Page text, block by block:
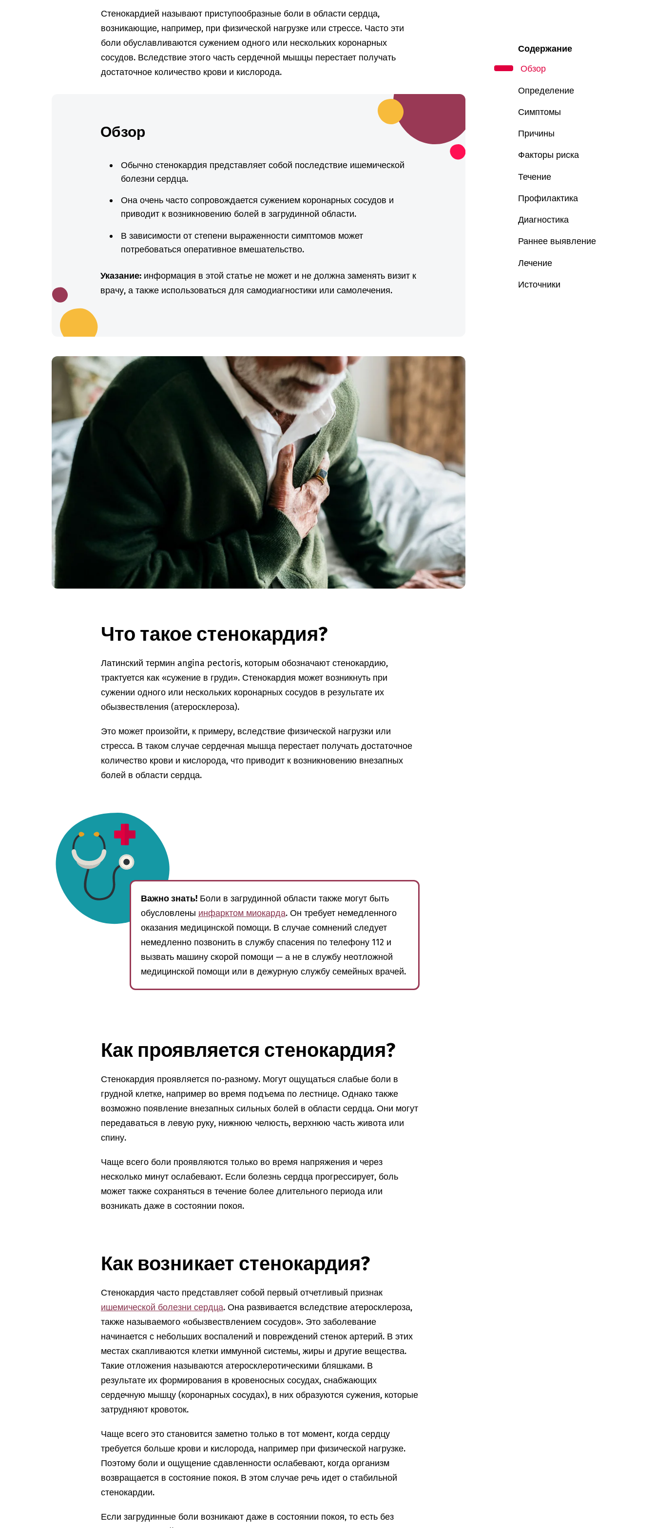
Содержание
Обзор
Определение
Симптомы
Причины
Факторы риска
Течение
Профилактика
Диагностика
Раннее выявление
Лечение
Источники
Стенокардией называют приступообразные боли в области сердца,
возникающие, например, при физической нагрузке или стрессе. Часто эти
боли обуславливаются сужением одного или нескольких коронарных
сосудов. Вследствие этого часть сердечной мышцы перестает получать
достаточное количество крови и кислорода.
Обзор
Обычно стенокардия представляет собой последствие ишемической
болезни сердца.
Она очень часто сопровождается сужением коронарных сосудов и
приводит к возникновению болей в загрудинной области.
В зависимости от степени выраженности симптомов может
потребоваться оперативное вмешательство.
Указание: информация в этой статье не может и не должна заменять визит к
врачу, а также использоваться для самодиагностики или самолечения.
Что такое стенокардия?
Латинский термин angina pectoris, которым обозначают стенокардию,
трактуется как «сужение в груди». Стенокардия может возникнуть при
сужении одного или нескольких коронарных сосудов в результате их
обызвествления (атеросклероза).
Это может произойти, к примеру, вследствие физической нагрузки или
стресса. В таком случае сердечная мышца перестает получать достаточное
количество крови и кислорода, что приводит к возникновению внезапных
болей в области сердца.
Важно знать!Боли в загрудинной области также могут быть
обусловлены инфарктом миокарда. Он требует немедленного
оказания медицинской помощи. В случае сомнений следует
немедленно позвонить в службу спасения по телефону 112 и
вызвать машину скорой помощи — а не в службу неотложной
медицинской помощи или в дежурную службу семейных врачей.
Как проявляется стенокардия?
Стенокардия проявляется по-разному. Могут ощущаться слабые боли в
грудной клетке, например во время подъема по лестнице. Однако также
возможно появление внезапных сильных болей в области сердца. Они могут
передаваться в левую руку, нижнюю челюсть, верхнюю часть живота или
спину.
Чаще всего боли проявляются только во время напряжения и через
несколько минут ослабевают. Если болезнь сердца прогрессирует, боль
может также сохраняться в течение более длительного периода или
возникать даже в состоянии покоя.
Как возникает стенокардия?
Стенокардия часто представляет собой первый отчетливый признак
ишемической болезни сердца. Она развивается вследствие атеросклероза,
также называемого «обызвествлением сосудов». Это заболевание
начинается с небольших воспалений и повреждений стенок артерий. В этих
местах скапливаются клетки иммунной системы, жиры и другие вещества.
Такие отложения называются атеросклеротическими бляшками. В
результате их формирования в кровеносных сосудах, снабжающих
сердечную мышцу (коронарных сосудах), в них образуются сужения, которые
затрудняют кровоток.
Чаще всего это становится заметно только в тот момент, когда сердцу
требуется больше крови и кислорода, например при физической нагрузке.
Поэтому боли и ощущение сдавленности ослабевают, когда организм
возвращается в состояние покоя. В этом случае речь идет о стабильной
стенокардии.
Если загрудинные боли возникают даже в состоянии покоя, то есть без